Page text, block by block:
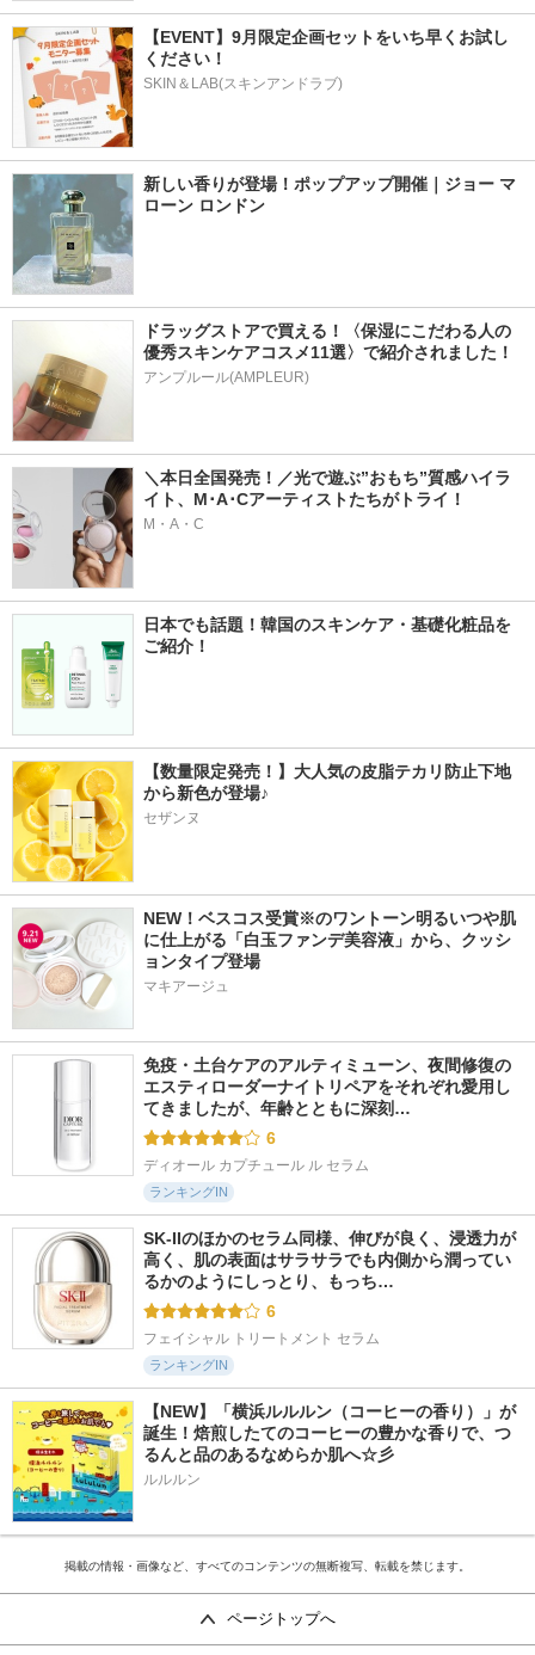
【EVENT】9月限定企画セットをいち早くお試し
ください！
SKIN＆LAB(スキンアンドラブ)
新しい香りが登場！ポップアップ開催｜ジョー マ
ローン ロンドン
ドラッグストアで買える！〈保湿にこだわる人の
優秀スキンケアコスメ11選〉で紹介されました！
アンプルール(AMPLEUR)
＼本日全国発売！／光で遊ぶ”おもち”質感ハイラ
イト、M･A･Cアーティストたちがトライ！
M・A・C
日本でも話題！韓国のスキンケア・基礎化粧品を
ご紹介！
【数量限定発売！】大人気の皮脂テカリ防止下地
から新色が登場♪
セザンヌ
NEW！ベスコス受賞※のワントーン明るいつや肌
に仕上がる「白玉ファンデ美容液」から、クッシ
ョンタイプ登場
マキアージュ
免疫・土台ケアのアルティミューン、夜間修復の
エスティローダーナイトリペアをそれぞれ愛用し
てきましたが、年齢とともに深刻…
6
ディオール カプチュール ル セラム
ランキングIN
SK-IIのほかのセラム同様、伸びが良く、浸透力が
高く、肌の表面はサラサラでも内側から潤ってい
るかのようにしっとり、もっち…
6
フェイシャル トリートメント セラム
ランキングIN
【NEW】「横浜ルルルン（コーヒーの香り）」が
誕生！焙煎したてのコーヒーの豊かな香りで、つ
るんと品のあるなめらか肌へ☆彡
ルルルン
掲載の情報・画像など、すべてのコンテンツの無断複写、転載を禁じます。
ページトップへ